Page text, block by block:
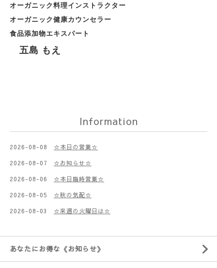
オーガニック料理インストラクター
オーガニック健康カウンセラー
食品添加物エキスパート
五島 もえ
Information
2026-08-08 ☆本日の営業☆
2026-08-07 ☆お知らせ☆
2026-08-06 ☆本日臨時営業☆
2026-08-05 ☆秋の気配☆
2026-08-03 ☆来週の火曜日は☆
あなたにお得な《お知らせ》